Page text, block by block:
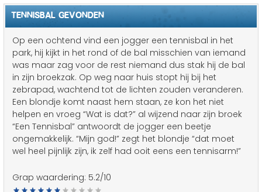
TENNISBAL GEVONDEN
Op een ochtend vind een jogger een tennisbal in het
park, hij kijkt in het rond of de bal misschien van iemand
was maar zag voor de rest niemand dus stak hij de bal
in zijn broekzak. Op weg naar huis stopt hij bij het
zebrapad, wachtend tot de lichten zouden veranderen.
Een blondje komt naast hem staan, ze kon het niet
helpen en vroeg “Wat is dat?” al wijzend naar zijn broek
“Een Tennisbal” antwoordt de jogger een beetje
ongemakkelijk. “Mijn god!” zegt het blondje “dat moet
wel heel pijnlijk zijn, ik zelf had ooit eens een tennisarm!”
Grap waardering: 5.2/10